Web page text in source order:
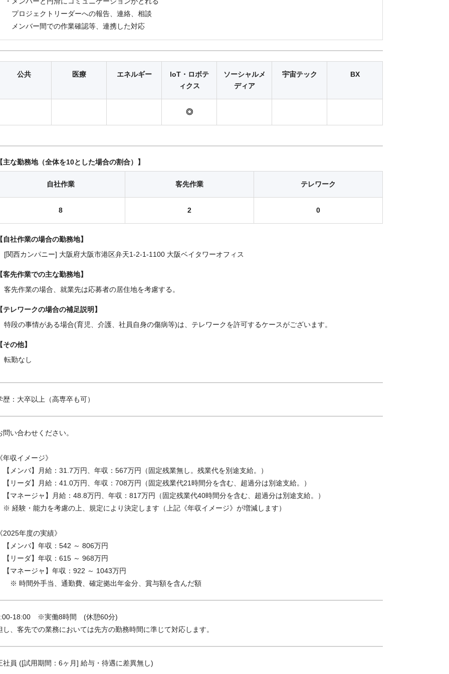
プロジェクトリーダーへの報告、連絡、相談
メンバー間での作業確認等、連携した対応
公共 医療 エネルギー
loT・ロボテ
ィクス
ソーシャルメ
ディア
宇宙テック BX
◎
主な勤務地（全体を10とした場合の割合）
自社作業 客先作業 テレワーク
8 2 0
自社作業の場合の勤務地
[関西カンパニー] 大阪府大阪市港区弁天1-2-1-1100 大阪ベイタワーオフィス
客先作業での主な勤務地
客先作業の場合、就業先は応募者の居住地を考慮する。
テレワークの場合の補足説明
特段の事情がある場合(育児、介護、社員自身の傷病等)は、テレワークを許可するケースがございます。
その他
転勤なし
歴：大卒以上（高専卒も可）
問い合わせください。
《年収イメージ》
【メンバ】月給：31.7万円、年収：567万円（固定残業無し。残業代を別途支給。）
【リーダ】月給：41.0万円、年収：708万円（固定残業代21時間分を含む、超過分は別途支給。）
【マネージャ】月給：48.8万円、年収：817万円（固定残業代40時間分を含む、超過分は別途支給。）
※ 経験・能力を考慮の上、規定により決定します（上記《年収イメージ》が増減します）
《2025年度の実績》
【メンバ】年収：542 ～ 806万円
【リーダ】年収：615 ～ 968万円
【マネージャ】年収：922 ～ 1043万円
※ 時間外手当、通勤費、確定拠出年金分、賞与額を含んだ額
18:00 ※実働8時間 (休憩60分)
し、客先での業務においては先方の勤務時間に準じて対応します。
社員 ([試用期間：6ヶ月] 給与・待遇に差異無し)